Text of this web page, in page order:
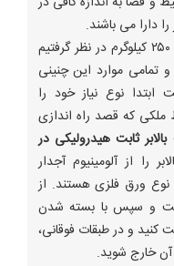
دارا می باشند.
ظرفیت این بالابر ثابت هیدرولیک را تا ۲۵۰ کیلوگرم در نظر گرفتیم
موارد این چنینی
ابتدا نوع نیاز خود را
که قصد راه اندازی
ثابت هیدرولیکی در
را از آلومینیوم آجدار
نوع ورق فلزی هستند. از
و سپس با بسته شدن
کنید و در طبقات فوقانی،
آن خارج شوید.